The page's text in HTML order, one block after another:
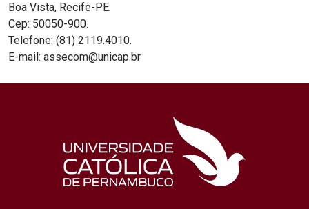
Boa Vista, Recife-PE.
Cep: 50050-900.
Telefone: (81) 2119.4010.
E-mail: assecom@unicap.br